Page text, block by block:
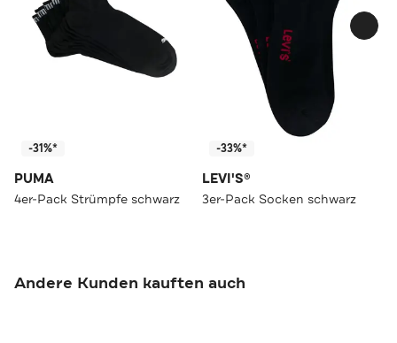
-31%*
PUMA
4er-Pack Strümpfe schwarz
-33%*
LEVI'S®
3er-Pack Socken schwarz
Andere Kunden kauften auch